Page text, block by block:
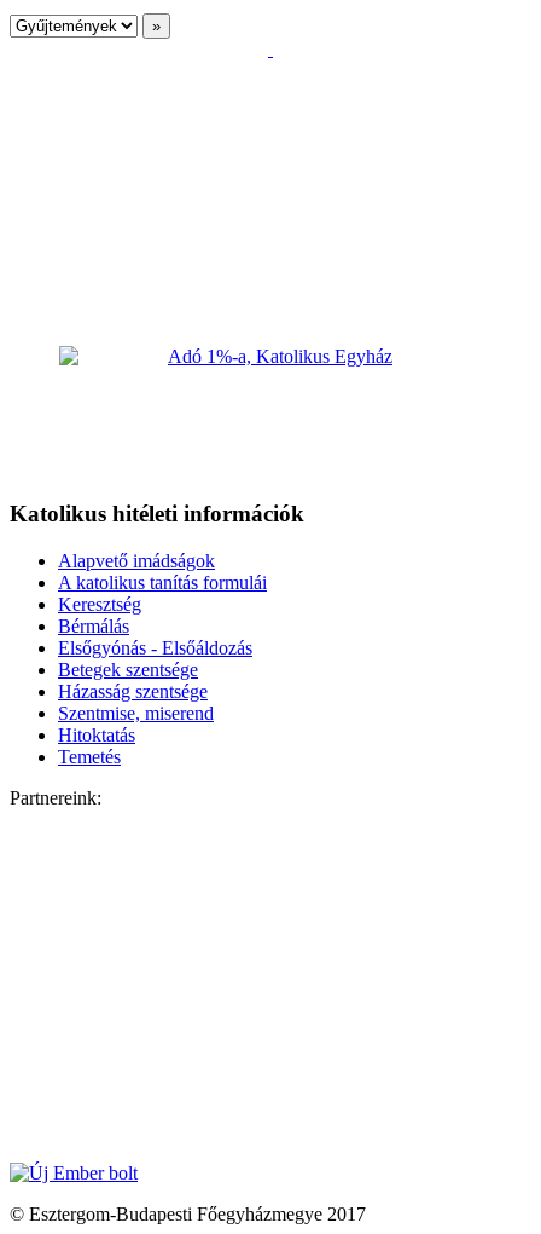
Katolikus hitéleti információk
Alapvető imádságok
A katolikus tanítás formulái
Keresztség
Bérmálás
Elsőgyónás - Elsőáldozás
Betegek szentsége
Házasság szentsége
Szentmise, miserend
Hitoktatás
Temetés
Partnereink:
© Esztergom-Budapesti Főegyházmegye 2017